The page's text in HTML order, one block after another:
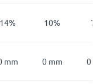
14% 10%
mm 0 mm 0